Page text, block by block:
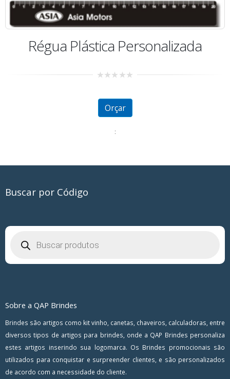
Régua Plástica Personalizada
of
Orçar
:
Buscar por Código
produtos
Sobre a QAP Brindes
Brindes são artigos como kit vinho, canetas, chaveiros, calculadoras, entre
diversos tipos de artigos para brindes, onde a QAP Brindes personaliza
estes artigos inserindo sua logomarca. Os Brindes promocionais são
utilizados para conquistar e surpreender clientes, e são personalizados
de acordo com a necessidade do cliente.